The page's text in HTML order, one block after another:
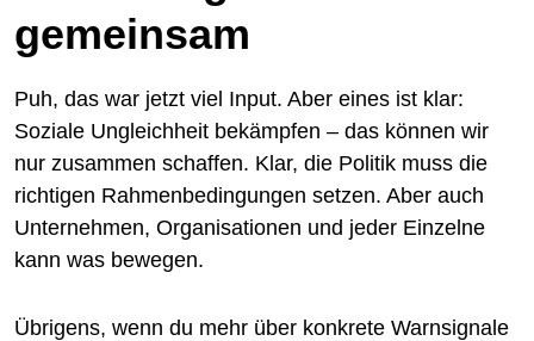
gemeinsam
Puh, das war jetzt viel Input. Aber eines ist klar:
Soziale Ungleichheit bekämpfen – das können wir
nur zusammen schaffen. Klar, die Politik muss die
richtigen Rahmenbedingungen setzen. Aber auch
Unternehmen, Organisationen und jeder Einzelne
kann was bewegen.
Übrigens, wenn du mehr über konkrete Warnsignale